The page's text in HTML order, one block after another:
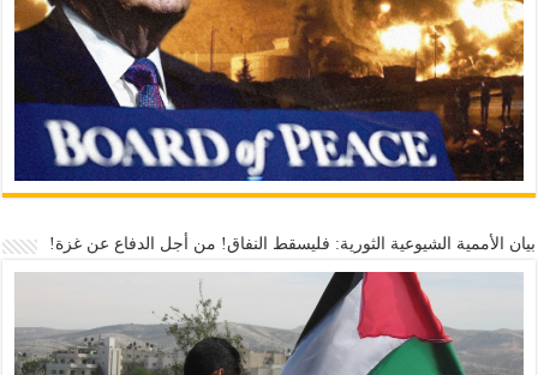
بيان الأممية الشيوعية الثورية: فليسقط النفاق! من أجل الدفاع عن غزة!